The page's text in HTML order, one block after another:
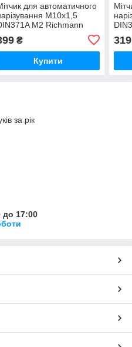
для автоматичного
M10х1,5
М2 Richmann
₴
Купити
319
за рік
до 17:00